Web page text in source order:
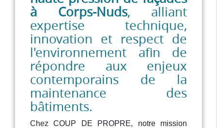
à Corps-Nuds, alliant
expertise technique,
innovation et respect de
l'environnement afin de
répondre aux enjeux
contemporains de la
maintenance des
bâtiments.
Chez COUP DE PROPRE, notre mission